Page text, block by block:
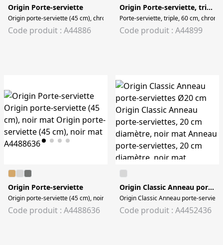
Origin Porte-serviette
Origin porte-serviette (45 cm), chrome Origin porte-serviette (45 cm), chrome
Code produit : A44886
Origin Porte-serviette, triple
Porte-serviette, triple, 60 cm,
Code produit : A44899
Origin Porte-serviette
Origin porte-serviette (45 cm), noir mat Origin porte-serviette (45 cm), noir
Code produit : A4488636
Origin Classic Anneau porte-serviettes Ø20 cm
Origin Classic Anneau porte-
Code produit : A4452436